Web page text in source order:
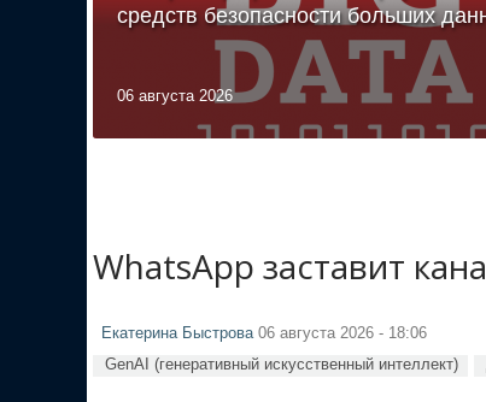
средств безопасности больших
06 августа 2026
WhatsApp заставит
Екатерина Быстрова 06 августа 2026 - 18:06
GenAI (генеративный искусственный интеллект)